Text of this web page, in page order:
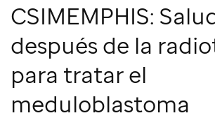
Alcance Global
Cómo involucrarse
CSIMEMPHIS:
después de la
para tratar el
meduloblastoma